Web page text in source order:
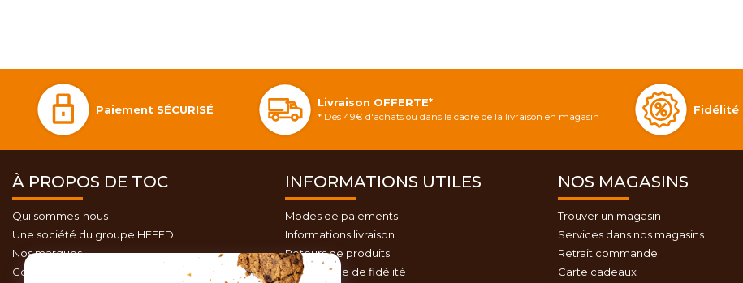
Paiement SÉCURISÉ
Livraison OFFERTE*
* Dès 49€ d'achats ou dans le cadre de la livraison en magasin
Fidélité
À PROPOS DE TOC
Qui sommes-nous
Une société du groupe HEFED
Nos marques
Contactez-nous
INFORMATIONS UTILES
Modes de paiements
Informations livraison
Retours de produits
Programme de fidélité
NOS MAGASINS
Trouver un magasin
Services dans nos magasins
Retrait commande
Carte cadeaux